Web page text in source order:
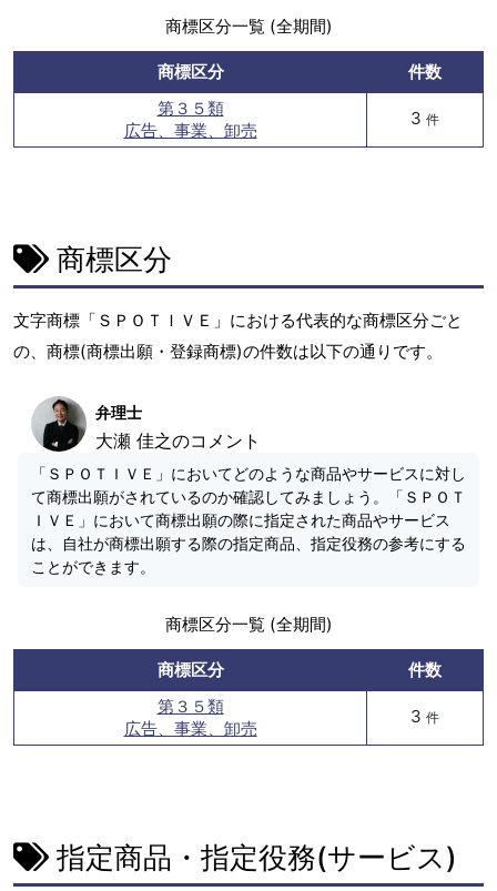
商標区分一覧 (全期間)
商標区分
件数
第３５類
広告、事業、卸売
3 件
商標区分
文字商標「ＳＰＯＴＩＶＥ」における代表的な商標区分ごと
の、商標(商標出願・登録商標)の件数は以下の通りです。
弁理士
大瀬 佳之のコメント
「ＳＰＯＴＩＶＥ」においてどのような商品やサービスに対し
て商標出願がされているのか確認してみましょう。「ＳＰＯＴ
ＩＶＥ」において商標出願の際に指定された商品やサービス
は、自社が商標出願する際の指定商品、指定役務の参考にする
ことができます。
商標区分一覧 (全期間)
商標区分
件数
第３５類
広告、事業、卸売
3 件
指定商品・指定役務(サービス)